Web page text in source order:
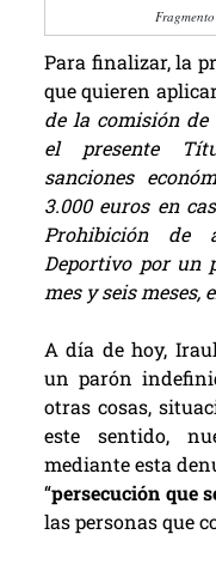
Para finalizar, la
que quieren
de la comisión
el presente
sanciones
3.000 euros en
Prohibición de
Deportivo por un
mes y seis meses,
A día de hoy,
un parón
otras cosas,
este sentido,
mediante esta
“persecución que
las personas que